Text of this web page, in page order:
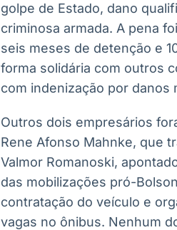
golpe de Estado, dano
criminosa armada. A pena
seis meses de detenção e
forma solidária com outros
com indenização por danos
Outros dois empresários
Rene Afonso Mahnke, que
Valmor Romanoski,
das mobilizações pró-
contratação do veículo e
vagas no ônibus. Nenhum